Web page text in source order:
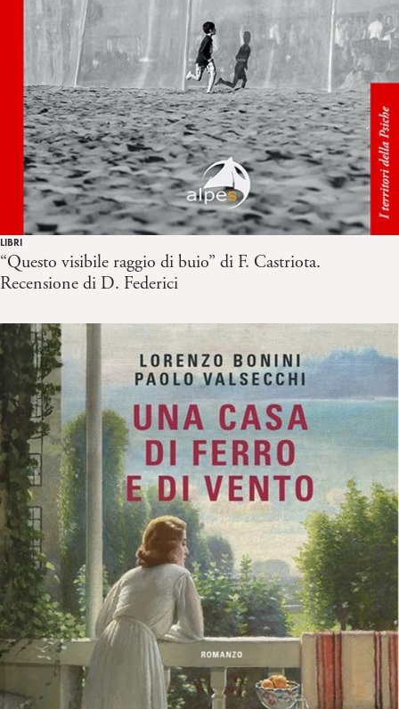
LIBRI
“Questo visibile raggio di buio” di F. Castriota.
Recensione di D. Federici